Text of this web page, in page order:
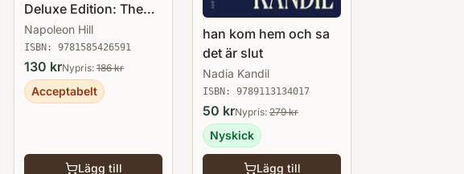
Deluxe Edition: The
Complete Classic Text
Napoleon Hill
ISBN: 9781585426591
130 krNypris: 186kr
Acceptabelt
Lägg till
han kom hem och sa
det är slut
Nadia Kandil
ISBN: 9789113134017
50 krNypris: 279kr
Nyskick
Lägg till